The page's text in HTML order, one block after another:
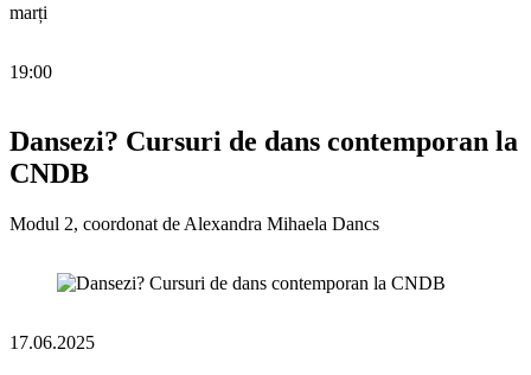
marți
19:00
Dansezi? Cursuri de dans contemporan la
CNDB
Modul 2, coordonat de Alexandra Mihaela Dancs
17.06.2025